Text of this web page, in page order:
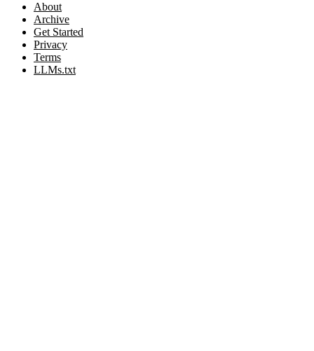
About
Archive
Get Started
Privacy
Terms
LLMs.txt